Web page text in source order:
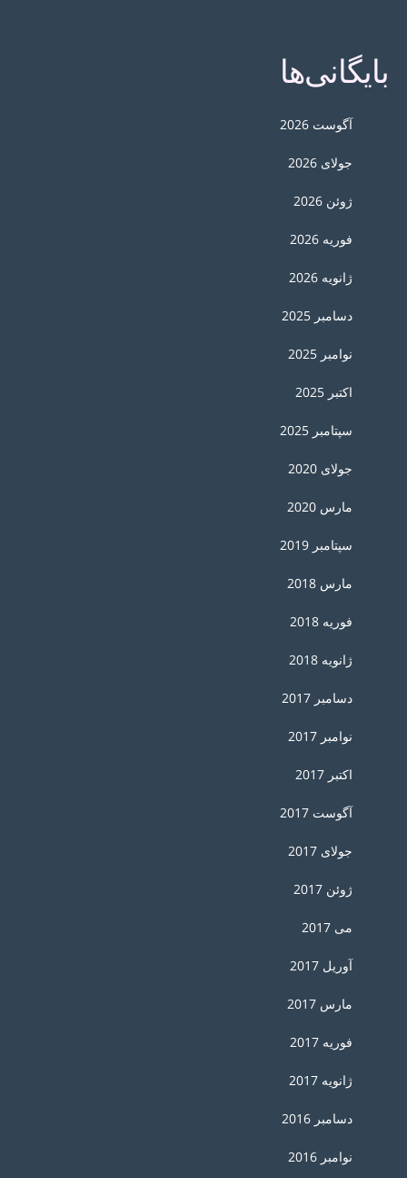
بایگانی‌ها
آگوست 2026
جولای 2026
ژوئن 2026
فوریه 2026
ژانویه 2026
دسامبر 2025
نوامبر 2025
اکتبر 2025
سپتامبر 2025
جولای 2020
مارس 2020
سپتامبر 2019
مارس 2018
فوریه 2018
ژانویه 2018
دسامبر 2017
نوامبر 2017
اکتبر 2017
آگوست 2017
جولای 2017
ژوئن 2017
می 2017
آوریل 2017
مارس 2017
فوریه 2017
ژانویه 2017
دسامبر 2016
نوامبر 2016